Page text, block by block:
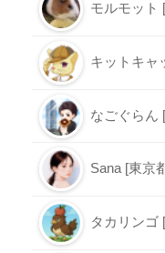
モルモット
キットキャ
なごぐらん
Sana [東京
タカリンゴ